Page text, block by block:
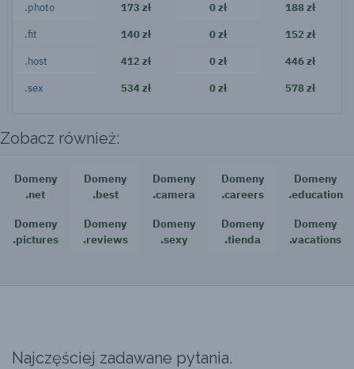
.photo 173 zł 0 zł 188 zł
.fit 140 zł 0 zł 152 zł
.host 412 zł 0 zł 446 zł
.sex 534 zł 0 zł 578 zł
Zobacz również:
Domeny
.net
Domeny
.best
Domeny
.camera
Domeny
.careers
Domeny
.education
Domeny
.pictures
Domeny
.reviews
Domeny
.sexy
Domeny
.tienda
Domeny
.vacations
Najczęściej zadawane pytania.